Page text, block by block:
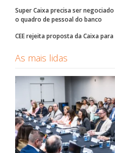
Super Caixa precisa ser
o quadro de pessoal do banco
CEE rejeita proposta da Caixa
As mais lidas